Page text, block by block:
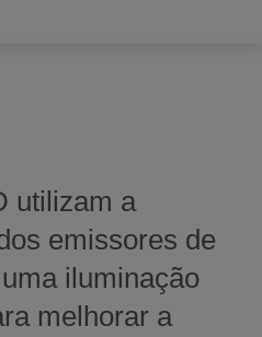
e integra a
tátil em alguns
utilizam a
emissores de
iluminação
melhorar a